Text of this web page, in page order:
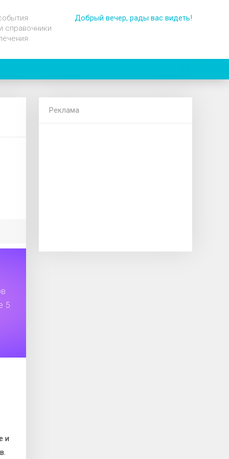
справочники
Добрый вечер, рады вас видеть!
5
и
Реклама